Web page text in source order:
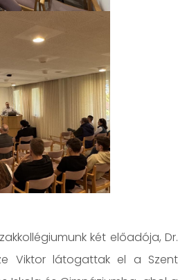
két előadója, Dr.
Viktor látogattak el a Szent